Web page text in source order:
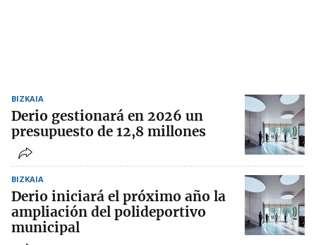
BIZKAIA
Derio gestionará en 2026 un
presupuesto de 12,8 millones
BIZKAIA
Derio iniciará el próximo año la
ampliación del polideportivo
municipal